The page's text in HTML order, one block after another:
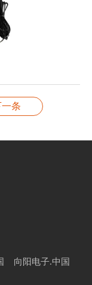
条
向阳电子.中国